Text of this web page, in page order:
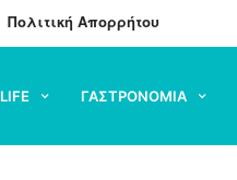
Πολιτική Απορρήτου
LIFE ΓΑΣΤΡΟΝΟΜΙΑ